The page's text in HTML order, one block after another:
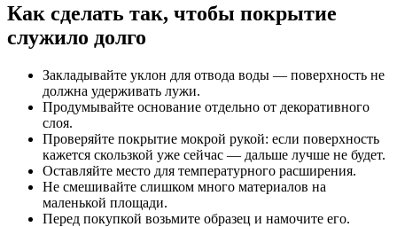
Как сделать так, чтобы покрытие
служило долго
Закладывайте уклон для отвода воды — поверхность не
должна удерживать лужи.
Продумывайте основание отдельно от декоративного
слоя.
Проверяйте покрытие мокрой рукой: если поверхность
кажется скользкой уже сейчас — дальше лучше не будет.
Оставляйте место для температурного расширения.
Не смешивайте слишком много материалов на
маленькой площади.
Перед покупкой возьмите образец и намочите его.